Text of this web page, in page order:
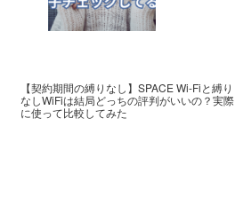
【契約期間の縛りなし】SPACE Wi-Fiと縛り
なしWiFiは結局どっちの評判がいいの？実際
に使って比較してみた